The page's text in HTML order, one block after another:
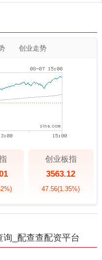
创业走势
创业板指
3563.12
47.56(1.35%)
_配查查配资平台